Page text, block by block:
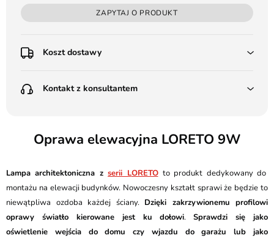
ZAPYTAJ O PRODUKT
Koszt dostawy
Poczta Polska Kurier 48H - 11 zł
(od 1000 zł dla gabarytów, nie dotyczy produktów 3m)
Poczta Polska Kurier 48H - 16 zł
Kurier GLS - 20 zł
Przesyłka Gabarytowa - 35 zł
Kontakt z konsultantem
Batalionów Chłopskich 12, 94-058 Łódź
kontakt@ledstyl.pl
Oprawa elewacyjna LORETO 9W
Lampa architektoniczna zserii LORETO to produkt dedykowany do
montażu na elewacji budynków. Nowoczesny kształt sprawi że będzie to
niewątpliwa ozdoba każdej ściany. Dzięki zakrzywionemu profilowi
oprawy światło kierowane jest ku dołowi.Sprawdzi się jako
oświetlenie wejścia do domu czy wjazdu do garażu lub jako